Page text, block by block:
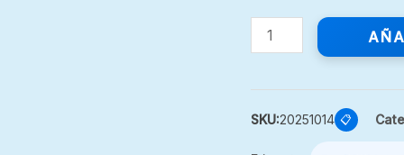
SKU:20251014 📋